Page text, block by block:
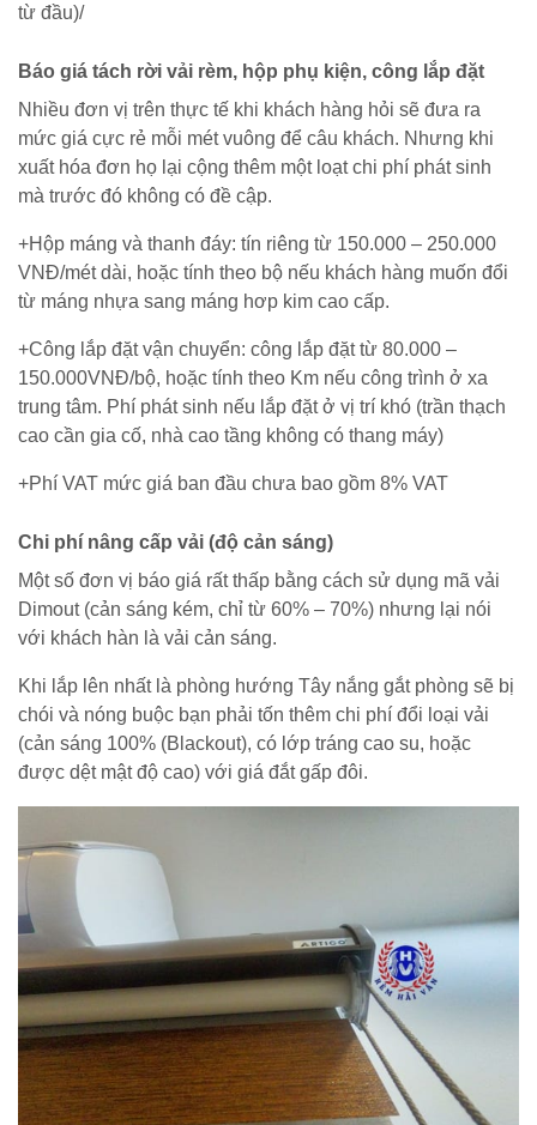
từ đầu)/
Báo giá tách rời vải rèm, hộp phụ kiện, công lắp đặt
Nhiều đơn vị trên thực tế khi khách hàng hỏi sẽ đưa ra
mức giá cực rẻ mỗi mét vuông để câu khách. Nhưng khi
xuất hóa đơn họ lại cộng thêm một loạt chi phí phát sinh
mà trước đó không có đề cập.
+Hộp máng và thanh đáy: tín riêng từ 150.000 – 250.000
VNĐ/mét dài, hoặc tính theo bộ nếu khách hàng muốn đổi
từ máng nhựa sang máng hơp kim cao cấp.
+Công lắp đặt vận chuyển: công lắp đặt từ 80.000 –
150.000VNĐ/bộ, hoặc tính theo Km nếu công trình ở xa
trung tâm. Phí phát sinh nếu lắp đặt ở vị trí khó (trần thạch
cao cần gia cố, nhà cao tầng không có thang máy)
+Phí VAT mức giá ban đầu chưa bao gồm 8% VAT
Chi phí nâng cấp vải (độ cản sáng)
Một số đơn vị báo giá rất thấp bằng cách sử dụng mã vải
Dimout (cản sáng kém, chỉ từ 60% – 70%) nhưng lại nói
với khách hàn là vải cản sáng.
Khi lắp lên nhất là phòng hướng Tây nắng gắt phòng sẽ bị
chói và nóng buộc bạn phải tốn thêm chi phí đổi loại vải
(cản sáng 100% (Blackout), có lớp tráng cao su, hoặc
được dệt mật độ cao) với giá đắt gấp đôi.